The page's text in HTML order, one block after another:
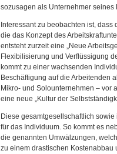
sozusagen als Unternehmer seines
Interessant zu beobachten ist,
die das Konzept des
entsteht zurzeit eine „Neue
Flexibilisierung und Verflüssigung
kommt zu einer wachsenden
Beschäftigung auf die Arbeitenden
Mikro- und Solounternehmen – vor
eine neue „Kultur der
Diese gesamtgesellschaftlich
für das Individuum. So kommt es
die genannten Umwälzungen,
zu einem drastischen